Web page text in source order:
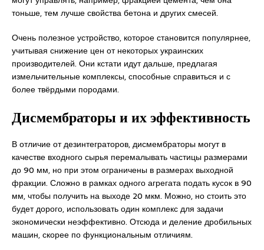
тоньше, тем лучше свойства бетона и других смесей.
Очень полезное устройство, которое становится популярнее,
учитывая снижение цен от некоторых украинских
производителей. Они кстати идут дальше, предлагая
измельчительные комплексы, способные справиться и с
более твёрдыми породами.
Дисмембраторы и их эффективность
В отличие от дезинтеграторов, дисмембраторы могут в
качестве входного сырья перемалывать частицы размерами
до 90 мм, но при этом ограничены в размерах выходной
фракции. Сложно в рамках одного агрегата подать кусок в 90
мм, чтобы получить на выходе 20 мкм. Можно, но стоить это
будет дорого, использовать один комплекс для задачи
экономически неэффективно. Отсюда и деление дробильных
машин, скорее по функциональным отличиям.